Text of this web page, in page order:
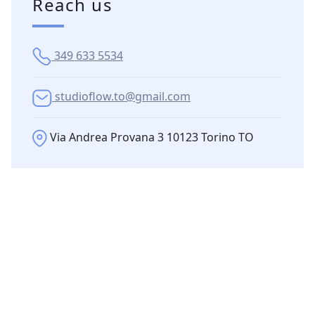
Reach us
349 633 5534
studioflow.to@gmail.com
Via Andrea Provana 3 10123 Torino TO